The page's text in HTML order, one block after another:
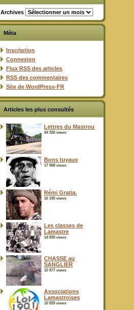
Archives
Méta
Inscription
Connexion
Flux RSS des articles
RSS des commentaires
Site de WordPress-FR
Articles les plus consultés
Lettres du Mastrou
44 326 views
Bons tuyaux
17 968 views
Rémi Gratia.
16 195 views
Les classes de
Lamastre
14 830 views
CHASSE au
SANGLIER
10 977 views
Associations
Lamastroises
10 555 views